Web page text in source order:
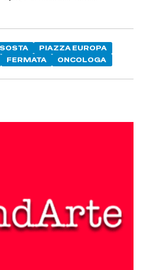
PIAZZA EUROPA
FERMATA ONCOLOGA